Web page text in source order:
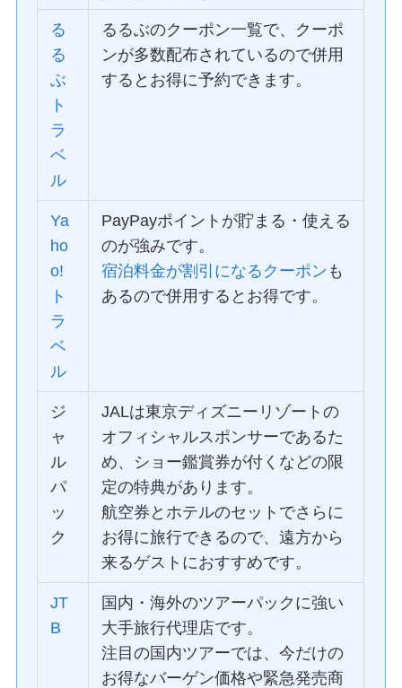
る
る
ぶ
ト
ラ
ベ
ル
るるぶのクーポン一覧で、クーポ
ンが多数配布されているので併用
するとお得に予約できます。
Ya
ho
o!
ト
ラ
ベ
ル
PayPayポイントが貯まる・使える
のが強みです。
宿泊料金が割引になるクーポン も
あるので併用するとお得です。
ジ
ャ
ル
パ
ッ
ク
JALは東京ディズニーリゾートの
オフィシャルスポンサーであるた
め、ショー鑑賞券が付くなどの限
定の特典があります。
航空券とホテルのセットでさらに
お得に旅行できるので、遠方から
来るゲストにおすすめです。
JT
B
国内・海外のツアーパックに強い
大手旅行代理店です。
注目の国内ツアーでは、今だけの
お得なバーゲン価格や緊急発売商